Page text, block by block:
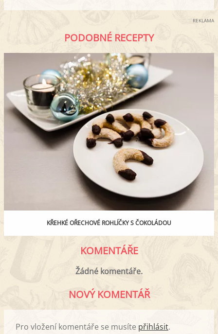
REKLAMA
PODOBNÉ RECEPTY
KŘEHKÉ OŘECHOVÉ ROHLÍČKY S ČOKOLÁDOU
KOMENTÁŘE
Žádné komentáře.
NOVÝ KOMENTÁŘ
Pro vložení komentáře se musíte přihlásit.